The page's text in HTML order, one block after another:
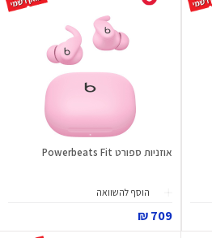
אוזניות ספורט Powerbeats Fit
הוסף להשוואה
709 ₪